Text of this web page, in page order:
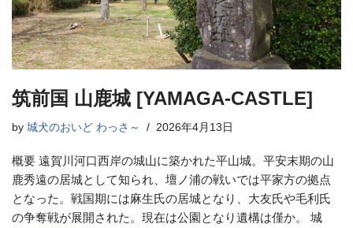
筑前国 山鹿城 [YAMAGA-CASTLE]
by 城犬のおいど わっさ～ 2026年4月13日
概要 遠賀川河口西岸の城山に築かれた平山城。平安末期の山
鹿秀遠の居城として知られ、壇ノ浦の戦いでは平家方の拠点
となった。戦国期には麻生氏の居城となり、大友氏や毛利氏
の争奪戦が展開された。現在は公園となり遺構は僅か。 城